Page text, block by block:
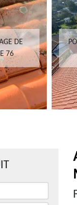
DE
76